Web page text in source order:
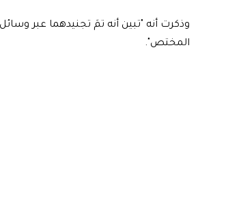
وذكرت أنه "تبين أنه تمَ تجنيدهما عبر
المختص".